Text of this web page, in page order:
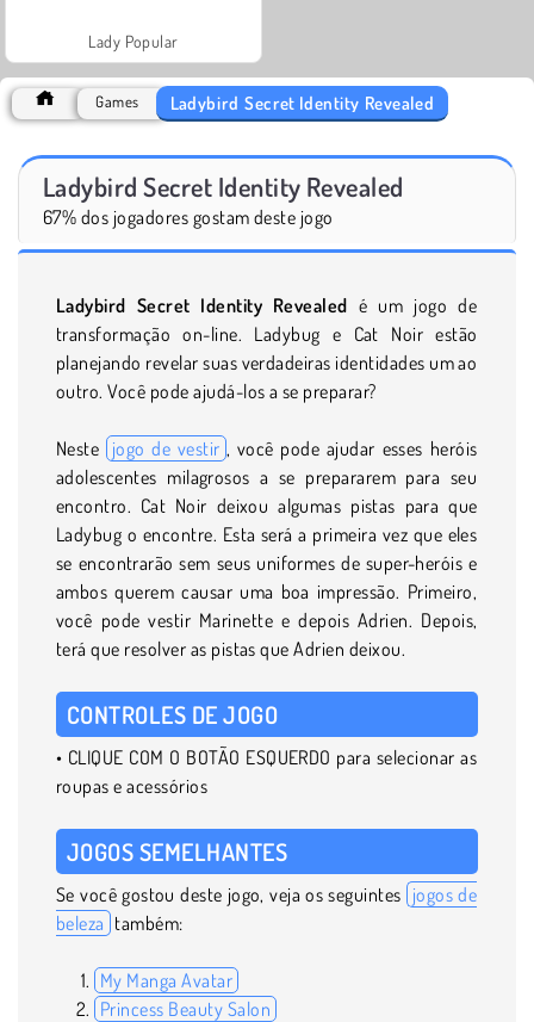
Lady Popular
Games Ladybird Secret Identity Revealed
Ladybird Secret Identity Revealed
67% dos jogadores gostam deste jogo
Ladybird Secret Identity Revealed é um jogo de
transformação on-line. Ladybug e Cat Noir estão
planejando revelar suas verdadeiras identidades um ao
outro. Você pode ajudá-los a se preparar?
Neste jogo de vestir , você pode ajudar esses heróis
adolescentes milagrosos a se prepararem para seu
encontro. Cat Noir deixou algumas pistas para que
Ladybug o encontre. Esta será a primeira vez que eles
se encontrarão sem seus uniformes de super-heróis e
ambos querem causar uma boa impressão. Primeiro,
você pode vestir Marinette e depois Adrien. Depois,
terá que resolver as pistas que Adrien deixou.
CONTROLES DE JOGO
• CLIQUE COM O BOTÃO ESQUERDO para selecionar as
roupas e acessórios
JOGOS SEMELHANTES
Se você gostou deste jogo, veja os seguintes jogos de
beleza também:
My Manga Avatar
Princess Beauty Salon